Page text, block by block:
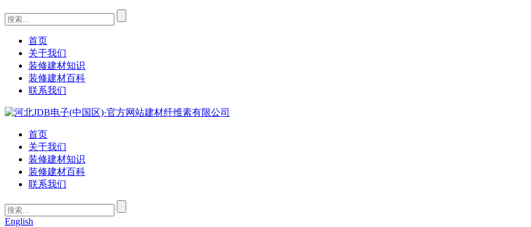
首页
关于我们
装修建材知识
装修建材百科
联系我们
首页
关于我们
装修建材知识
装修建材百科
联系我们
English